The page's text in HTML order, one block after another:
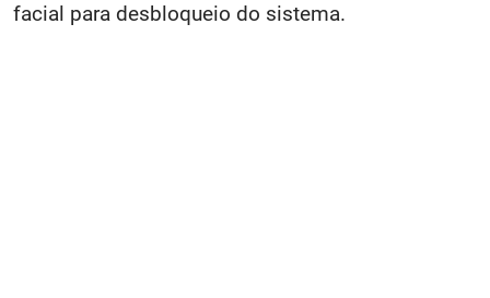
facial para desbloqueio do sistema.